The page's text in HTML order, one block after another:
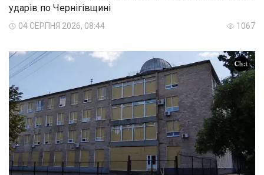
ударів по Чернігівщині
04 СЕРПНЯ 2026, 08:44 1067